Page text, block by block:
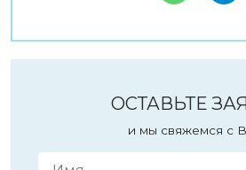
ОСТАВЬТЕ
и мы свяжемся с